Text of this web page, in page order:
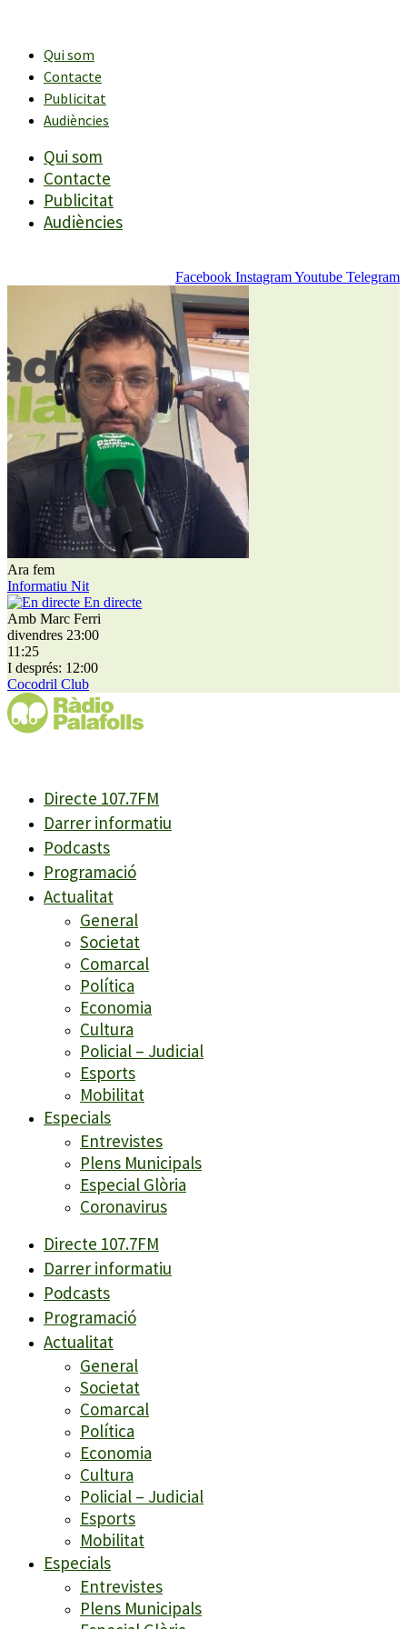
contingutQui som
Contacte
Publicitat
Audiències
Qui som
Contacte
Publicitat
Audiències
Facebook InstagramYoutube Telegram
Ara fem
Informatiu Nit
En directe
Amb Marc Ferri
divendres 23:00
11:25
I després: 12:00
Cocodril Club
Directe 107.7FM
Darrer informatiu
Podcasts
Programació
Actualitat
General
Societat
Comarcal
Política
Economia
Cultura
Policial – Judicial
Esports
Mobilitat
Especials
Entrevistes
Plens Municipals
Especial Glòria
Coronavirus
Directe 107.7FM
Darrer informatiu
Podcasts
Programació
Actualitat
General
Societat
Comarcal
Política
Economia
Cultura
Policial – Judicial
Esports
Mobilitat
Especials
Entrevistes
Plens Municipals